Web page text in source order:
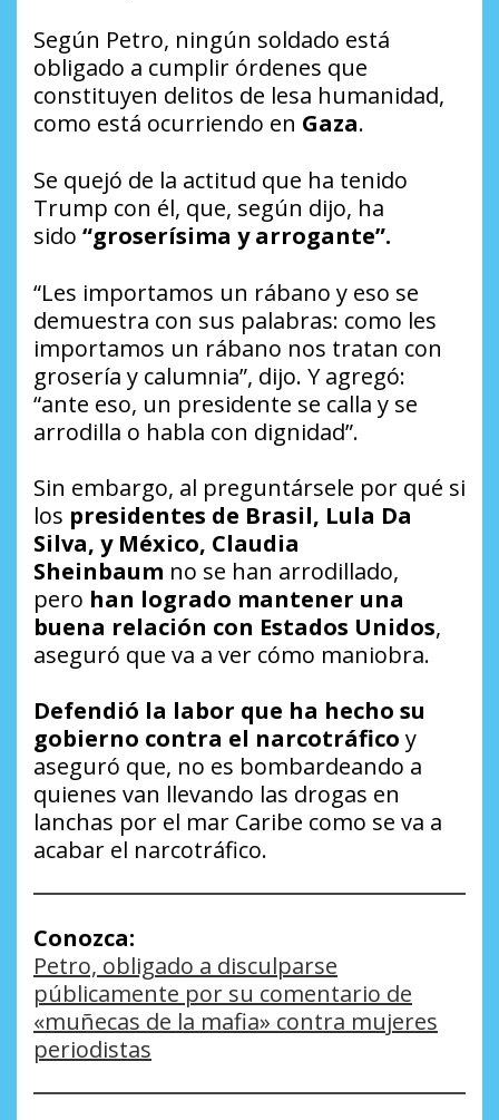
Según Petro, ningún soldado está
obligado a cumplir órdenes que
constituyen delitos de lesa humanidad,
como está ocurriendo en Gaza.
Se quejó de la actitud que ha tenido
Trump con él, que, según dijo, ha
sido “groserísima y arrogante”.
“Les importamos un rábano y eso se
demuestra con sus palabras: como les
importamos un rábano nos tratan con
grosería y calumnia”, dijo. Y agregó:
“ante eso, un presidente se calla y se
arrodilla o habla con dignidad”.
Sin embargo, al preguntársele por qué si
los presidentes de Brasil, Lula Da
Silva, y México, Claudia
Sheinbaum no se han arrodillado,
pero han logrado mantener una
buena relación con Estados Unidos,
aseguró que va a ver cómo maniobra.
Defendió la labor que ha hecho su
gobierno contra el narcotráfico y
aseguró que, no es bombardeando a
quienes van llevando las drogas en
lanchas por el mar Caribe como se va a
acabar el narcotráfico.
Conozca:
Petro, obligado a disculparse
públicamente por su comentario de
«muñecas de la mafia» contra mujeres
periodistas